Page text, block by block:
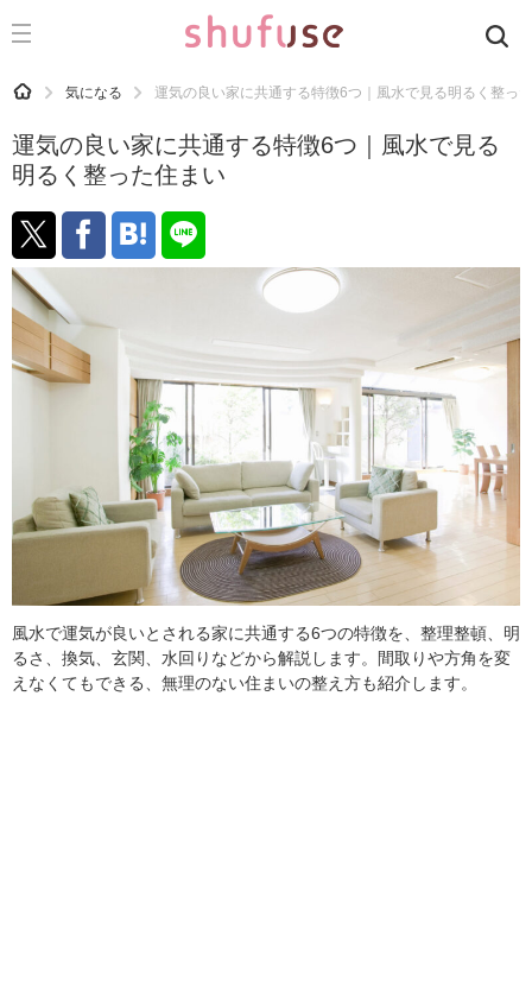
CATEGORY 記事カテゴリ
運気
洗濯
生活の知恵
お金
掃除
マナー
おすすめ
HOME 気になる 運気の良い家に共通する特徴6つ｜風水で見る明るく整っ
運気の良い家に共通する特徴6つ｜風水で見る
明るく整った住まい
風水で運気が良いとされる家に共通する6つの特徴を、整理整頓、明
るさ、換気、玄関、水回りなどから解説します。間取りや方角を変
えなくてもできる、無理のない住まいの整え方も紹介します。